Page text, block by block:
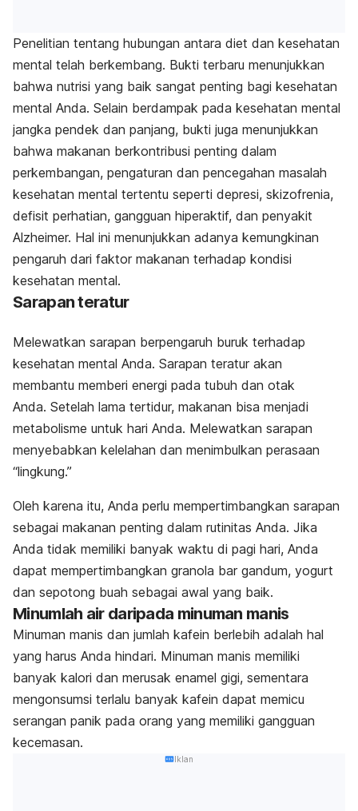
Penelitian tentang hubungan antara diet dan kesehatan
mental telah berkembang. Bukti terbaru menunjukkan
bahwa nutrisi yang baik sangat penting bagi kesehatan
mental Anda. Selain berdampak pada kesehatan mental
jangka pendek dan panjang, bukti juga menunjukkan
bahwa makanan berkontribusi penting dalam
perkembangan, pengaturan dan pencegahan masalah
kesehatan mental tertentu seperti depresi, skizofrenia,
defisit perhatian, gangguan hiperaktif, dan penyakit
Alzheimer. Hal ini menunjukkan adanya kemungkinan
pengaruh dari faktor makanan terhadap kondisi
kesehatan mental.
Sarapan teratur
Melewatkan sarapan berpengaruh buruk terhadap
kesehatan mental Anda. Sarapan teratur akan
membantu memberi energi pada tubuh dan otak
Anda. Setelah lama tertidur, makanan bisa menjadi
metabolisme untuk hari Anda. Melewatkan sarapan
menyebabkan kelelahan dan menimbulkan perasaan
“lingkung.”
Oleh karena itu, Anda perlu mempertimbangkan sarapan
sebagai makanan penting dalam rutinitas Anda. Jika
Anda tidak memiliki banyak waktu di pagi hari, Anda
dapat mempertimbangkan granola bar gandum, yogurt
dan sepotong buah sebagai awal yang baik.
Minumlah air daripada minuman manis
Minuman manis dan jumlah kafein berlebih adalah hal
yang harus Anda hindari. Minuman manis memiliki
banyak kalori dan merusak enamel gigi, sementara
mengonsumsi terlalu banyak kafein dapat memicu
serangan panik pada orang yang memiliki gangguan
kecemasan.
Iklan